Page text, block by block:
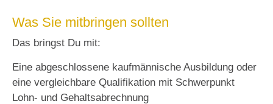
Was Sie mitbringen sollten
Das bringst Du mit:
Eine abgeschlossene kaufmännische Ausbildung oder
eine vergleichbare Qualifikation mit Schwerpunkt
Lohn- und Gehaltsabrechnung